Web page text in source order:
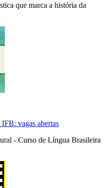
que marca a história da
vagas abertas
- Curso de Língua Brasileira